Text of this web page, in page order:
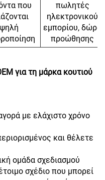
που
πωλητές
ηλεκτρονικού
εμπορίου, δώρα
προώθησης
για τη μάρκα κουτιού
με ελάχιστο χρόνο
και θέλετε
ομάδα σχεδιασμού
σχέδιο που μπορεί